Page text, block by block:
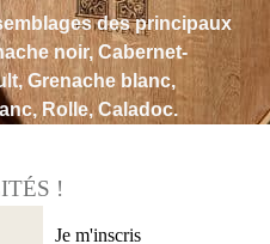
des principaux
noir, Cabernet-
Grenache blanc,
Rolle, Caladoc.
!
Je m'inscris